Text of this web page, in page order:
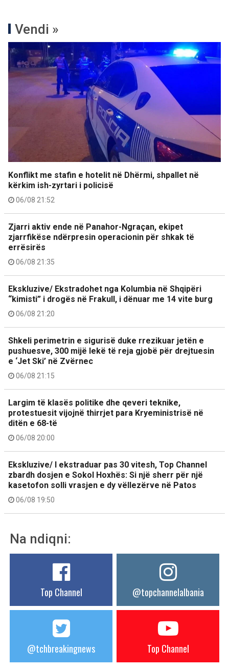
Vendi »
Konflikt me stafin e hotelit në Dhërmi, shpallet në
kërkim ish-zyrtari i policisë
06/08 21:52
Zjarri aktiv ende në Panahor-Ngraçan, ekipet
zjarrfikëse ndërpresin operacionin për shkak të
errësirës
06/08 21:35
Ekskluzive/ Ekstradohet nga Kolumbia në Shqipëri
“kimisti” i drogës në Frakull, i dënuar me 14 vite burg
06/08 21:20
Shkeli perimetrin e sigurisë duke rrezikuar jetën e
pushuesve, 300 mijë lekë të reja gjobë për drejtuesin
e ‘Jet Ski’ në Zvërnec
06/08 21:15
Largim të klasës politike dhe qeveri teknike,
protestuesit vijojnë thirrjet para Kryeministrisë në
ditën e 68-të
06/08 20:00
Ekskluzive/ I ekstraduar pas 30 vitesh, Top Channel
zbardh dosjen e Sokol Hoxhës: Si një sherr për një
kasetofon solli vrasjen e dy vëllezërve në Patos
06/08 19:50
Na ndiqni:
Top Channel @topchannelalbania
@tchbreakingnews Top Channel